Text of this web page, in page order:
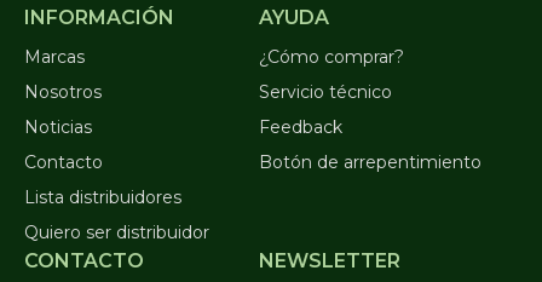
INFORMACIÓN
Marcas
Nosotros
Noticias
Contacto
Lista distribuidores
Quiero ser distribuidor
AYUDA
¿Cómo comprar?
Servicio técnico
Feedback
Botón de arrepentimiento
CONTACTO NEWSLETTER